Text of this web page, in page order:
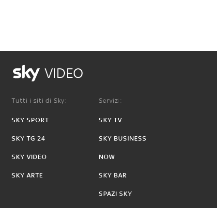
VIDEO
Tutti i siti di Sky:
SKY SPORT
SKY TG 24
SKY VIDEO
SKY ARTE
Servizi:
SKY TV
SKY BUSINESS
NOW
SKY BAR
SPAZI SKY